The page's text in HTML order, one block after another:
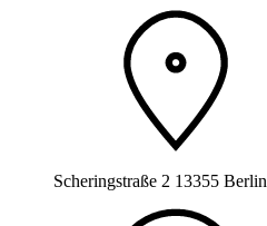
Scheringstraße 2 13355 Berlin